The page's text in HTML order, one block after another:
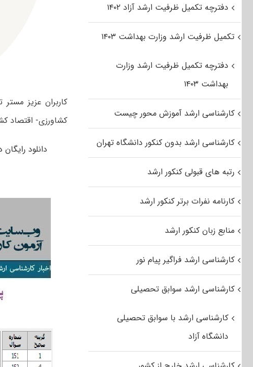
کشاورزی- اقتصاد
دانلود رایگان دفترچه
دفترچه تکمیل ظرفیت ارشد آزاد ۱۴۰۲
تکمیل ظرفیت ارشد وزارت بهداشت ۱۴۰۳
دفترچه تکمیل ظرفیت ارشد وزارت
بهداشت ۱۴۰۳
کارشناسی ارشد آموزش محور چیست
کارشناسی ارشد بدون کنکور دانشگاه تهران
رتبه های قبولی کنکور ارشد
کارنامه نفرات برتر کنکور ارشد
منابع زبان کنکور ارشد
کارشناسی ارشد فراگیر پیام نور
کارشناسی ارشد سوابق تحصیلی
کارشناسی ارشد با سوابق تحصیلی
دانشگاه آزاد